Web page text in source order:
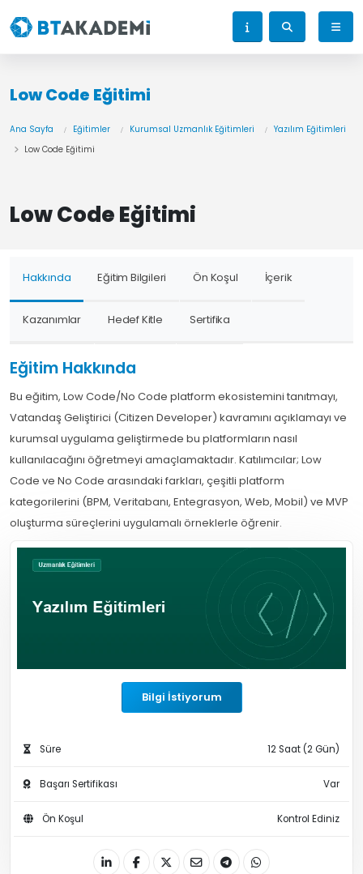
Low Code Eğitimi
Ana Sayfa Eğitimler Kurumsal Uzmanlık Eğitimleri
Yazılım Eğitimleri
Low Code Eğitimi
Low Code Eğitimi
Hakkında Eğitim Bilgileri Ön Koşul İçerik
Kazanımlar Hedef Kitle Sertifika
Eğitim Hakkında
Bu eğitim, Low Code/No Code platform ekosistemini tanıtmayı,
Vatandaş Geliştirici (Citizen Developer) kavramını açıklamayı ve
kurumsal uygulama geliştirmede bu platformların nasıl
kullanılacağını öğretmeyi amaçlamaktadır. Katılımcılar; Low
Code ve No Code arasındaki farkları, çeşitli platform
kategorilerini (BPM, Veritabanı, Entegrasyon, Web, Mobil) ve MVP
oluşturma süreçlerini uygulamalı örneklerle öğrenir.
Bilgi İstiyorum
Süre 12 Saat (2 Gün)
Başarı Sertifikası Var
Ön Koşul Kontrol Ediniz